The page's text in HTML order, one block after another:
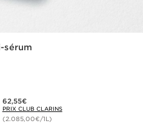
sérum
Prix Club Clarins 62,55€
62,55€
PRIX CLUB CLARINS
(2.085,00€/1L)